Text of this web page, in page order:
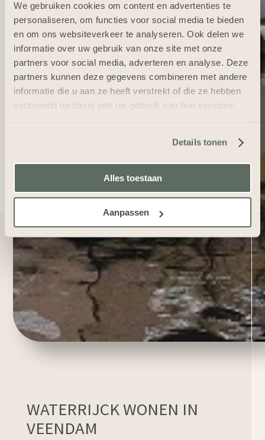
We gebruiken cookies om content en advertenties te
personaliseren, om functies voor social media te bieden
en om ons websiteverkeer te analyseren. Ook delen we
informatie over uw gebruik van onze site met onze
partners voor social media, adverteren en analyse. Deze
partners kunnen deze gegevens combineren met andere
informatie die u aan ze heeft verstrekt of die ze hebben
verzameld op basis van uw gebruik van hun services.
Details tonen
Alles toestaan
Aanpassen
WATERRIJCK WONEN IN
VEENDAM